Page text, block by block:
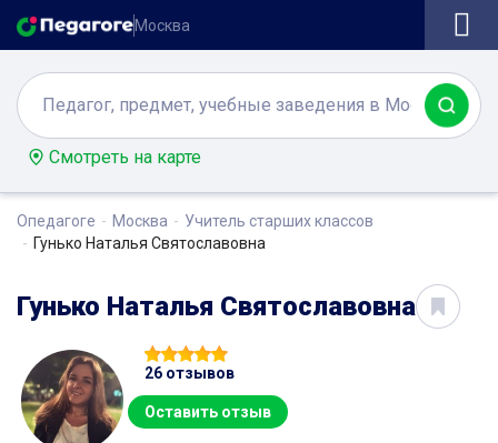
Москва
Смотреть на карте
Опедагоге Москва
Учитель старших классов
Гунько Наталья Святославовна
Гунько Наталья Святославовна
26 отзывов
Оставить отзыв